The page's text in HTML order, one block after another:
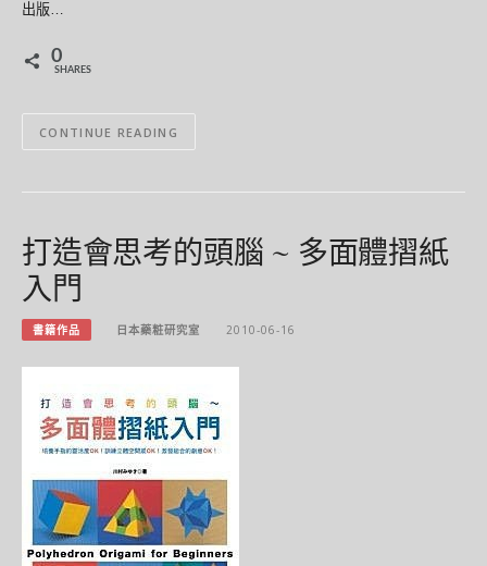
出版…
0
SHARES
CONTINUE READING
打造會思考的頭腦 ~ 多面體摺紙
入門
書籍作品 日本藥粧研究室 2010-06-16